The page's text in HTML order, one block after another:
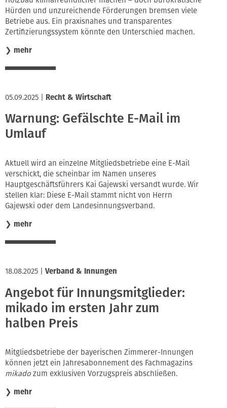
Hürden und unzureichende Förderungen bremsen viele
Betriebe aus. Ein praxisnahes und transparentes
Zertifizierungssystem könnte den Unterschied machen.
❯ mehr
05.09.2025 Recht & Wirtschaft
Warnung: Gefälschte E-Mail im
Umlauf
Aktuell wird an einzelne Mitgliedsbetriebe eine E-Mail
verschickt, die scheinbar im Namen unseres
Hauptgeschäftsführers Kai Gajewski versandt wurde. Wir
stellen klar: Diese E-Mail stammt nicht von Herrn
Gajewski oder dem Landesinnungsverband.
❯ mehr
18.08.2025 Verband & Innungen
Angebot für Innungsmitglieder:
mikado im ersten Jahr zum
halben Preis
Mitgliedsbetriebe der bayerischen Zimmerer-Innungen
können jetzt ein Jahresabonnement des Fachmagazins
mikado zum exklusiven Vorzugspreis abschließen.
❯ mehr